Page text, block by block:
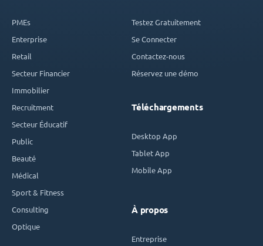
PMEs
Enterprise
Retail
Secteur Financier
Immobilier
Recruitment
Secteur Éducatif
Public
Beauté
Médical
Sport & Fitness
Consulting
Optique
Testez Gratuitement
Se Connecter
Contactez-nous
Réservez une démo
Téléchargements
Desktop App
Tablet App
Mobile App
À propos
Entreprise